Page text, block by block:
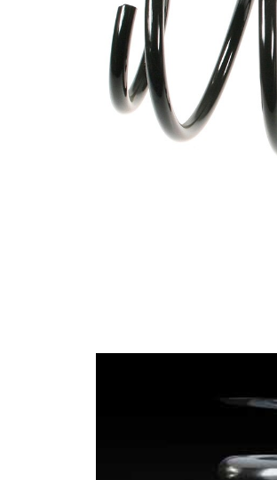
průměrem
Vnější
průměr
139 mm
Průměr
drátu
12,00 mm